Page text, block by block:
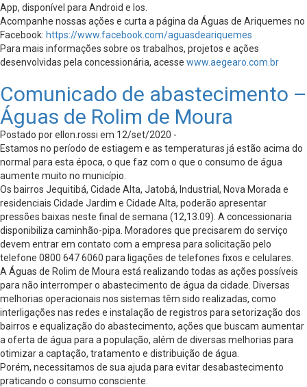
App, disponível para Android e Ios.
Acompanhe nossas ações e curta a página da Águas de Ariquemes no
Facebook: https://www.facebook.com/aguasdeariquemes
Para mais informações sobre os trabalhos, projetos e ações
desenvolvidas pela concessionária, acesse www.aegearo.com.br
Comunicado de abastecimento –
Águas de Rolim de Moura
Postado por ellon.rossi em 12/set/2020 -
Estamos no período de estiagem e as temperaturas já estão acima do
normal para esta época, o que faz com o que o consumo de água
aumente muito no município.
Os bairros Jequitibá, Cidade Alta, Jatobá, Industrial, Nova Morada e
residenciais Cidade Jardim e Cidade Alta, poderão apresentar
pressões baixas neste final de semana (12,13.09). A concessionaria
disponibiliza caminhão-pipa. Moradores que precisarem do serviço
devem entrar em contato com a empresa para solicitação pelo
telefone 0800 647 6060 para ligações de telefones fixos e celulares.
A Águas de Rolim de Moura está realizando todas as ações possíveis
para não interromper o abastecimento de água da cidade. Diversas
melhorias operacionais nos sistemas têm sido realizadas, como
interligações nas redes e instalação de registros para setorização dos
bairros e equalização do abastecimento, ações que buscam aumentar
a oferta de água para a população, além de diversas melhorias para
otimizar a captação, tratamento e distribuição de água.
Porém, necessitamos de sua ajuda para evitar desabastecimento
praticando o consumo consciente.